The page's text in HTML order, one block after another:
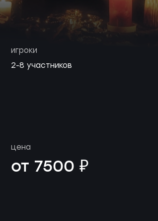
игроки
2-8 участников
цена
от 7500 ₽